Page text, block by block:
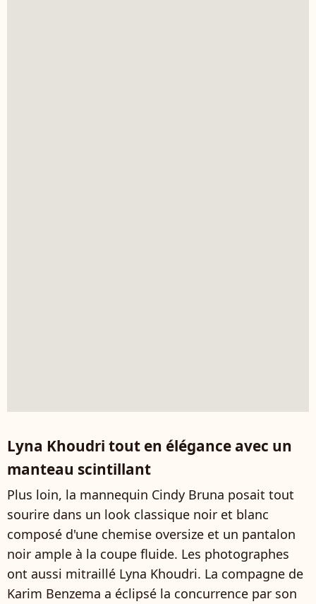
Lyna Khoudri tout en élégance avec un
manteau scintillant
Plus loin, la mannequin Cindy Bruna posait tout
sourire dans un look classique noir et blanc
composé d'une chemise oversize et un pantalon
noir ample à la coupe fluide. Les photographes
ont aussi mitraillé Lyna Khoudri. La compagne de
Karim Benzema a éclipsé la concurrence par son